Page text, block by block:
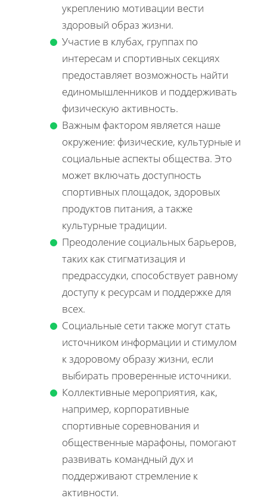
укреплению мотивации вести
здоровый образ жизни.
Участие в клубах, группах по
интересам и спортивных секциях
предоставляет возможность найти
единомышленников и поддерживать
физическую активность.
Важным фактором является наше
окружение: физические, культурные и
социальные аспекты общества. Это
может включать доступность
спортивных площадок, здоровых
продуктов питания, а также
культурные традиции.
Преодоление социальных барьеров,
таких как стигматизация и
предрассудки, способствует равному
доступу к ресурсам и поддержке для
всех.
Социальные сети также могут стать
источником информации и стимулом
к здоровому образу жизни, если
выбирать проверенные источники.
Коллективные мероприятия, как,
например, корпоративные
спортивные соревнования и
общественные марафоны, помогают
развивать командный дух и
поддерживают стремление к
активности.